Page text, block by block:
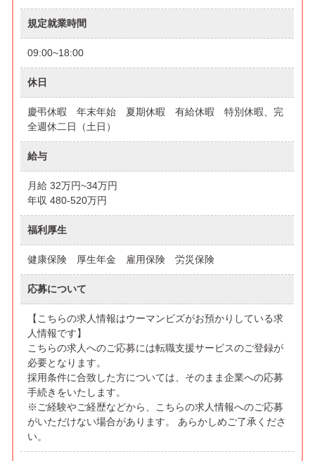
規定就業時間
09:00~18:00
休日
慶弔休暇 年末年始 夏期休暇 有給休暇 特別休暇、完
全週休二日（土日）
給与
月給 32万円~34万円
年収 480-520万円
福利厚生
健康保険 厚生年金 雇用保険 労災保険
応募について
【こちらの求人情報はウーマンビズがお預かりしている求
人情報です】
こちらの求人へのご応募には転職支援サービスのご登録が
必要となります。
採用条件に合致した方については、そのまま企業への応募
手続きをいたします。
※ご経験やご経歴などから、こちらの求人情報へのご応募
がいただけない場合があります。 あらかしめご了承くださ
い。